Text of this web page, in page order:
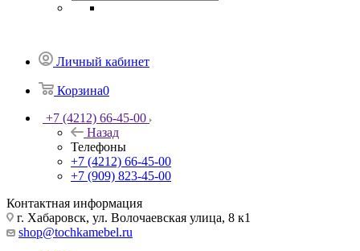
Личный кабинет
Корзина0
+7 (4212) 66-45-00
Назад
Телефоны
+7 (4212) 66-45-00
+7 (909) 823-45-00
Контактная информация
г. Хабаровск, ул. Волочаевская улица, 8 к1
shop@tochkamebel.ru